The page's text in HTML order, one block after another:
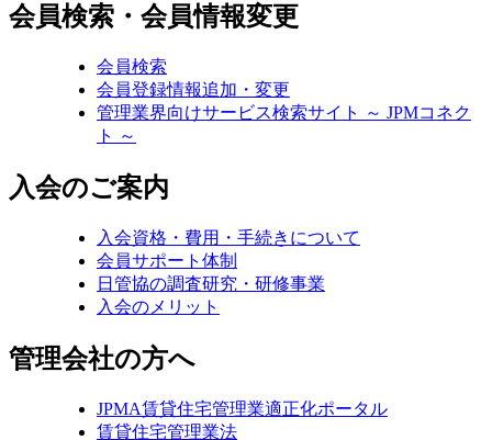
会員検索・会員情報変更
会員検索
会員登録情報追加・変更
管理業界向けサービス検索サイト ～ JPMコネク
ト ～
入会のご案内
入会資格・費用・手続きについて
会員サポート体制
日管協の調査研究・研修事業
入会のメリット
管理会社の方へ
JPMA賃貸住宅管理業適正化ポータル
賃貸住宅管理業法